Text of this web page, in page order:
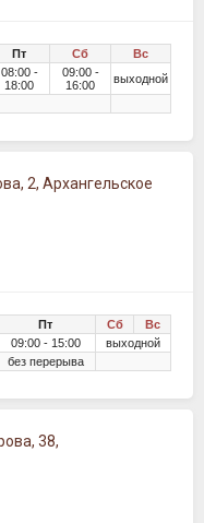
Пт Сб
Вс
08:00 -
18:00
09:00 -
16:00
выходной
2, Архангельское
Пт Сб
Вс
09:00 - 15:00
выходной
без перерыва
38,